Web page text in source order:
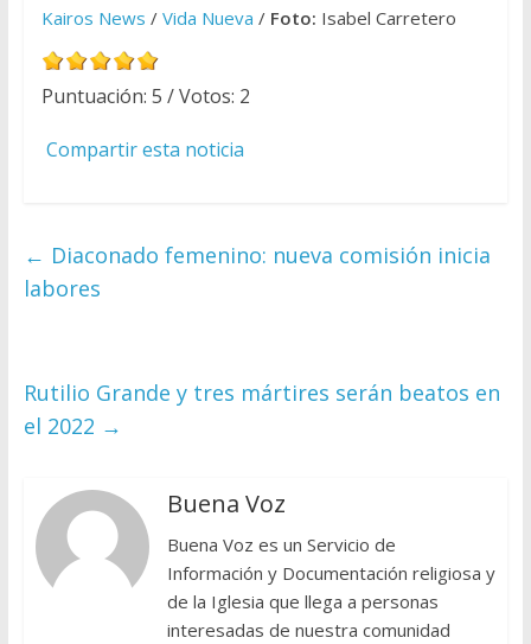
Kairos News / Vida Nueva / Foto: Isabel Carretero
Puntuación: 5 / Votos: 2
Compartir esta noticia
← Diaconado femenino: nueva comisión inicia
labores
Rutilio Grande y tres mártires serán beatos en
el 2022 →
Buena Voz
Buena Voz es un Servicio de
Información y Documentación religiosa y
de la Iglesia que llega a personas
interesadas de nuestra comunidad